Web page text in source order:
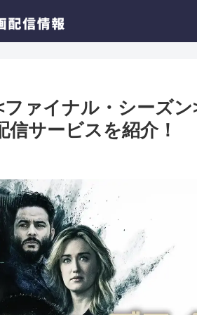
ァイナル・シーズ
サービスを紹介！